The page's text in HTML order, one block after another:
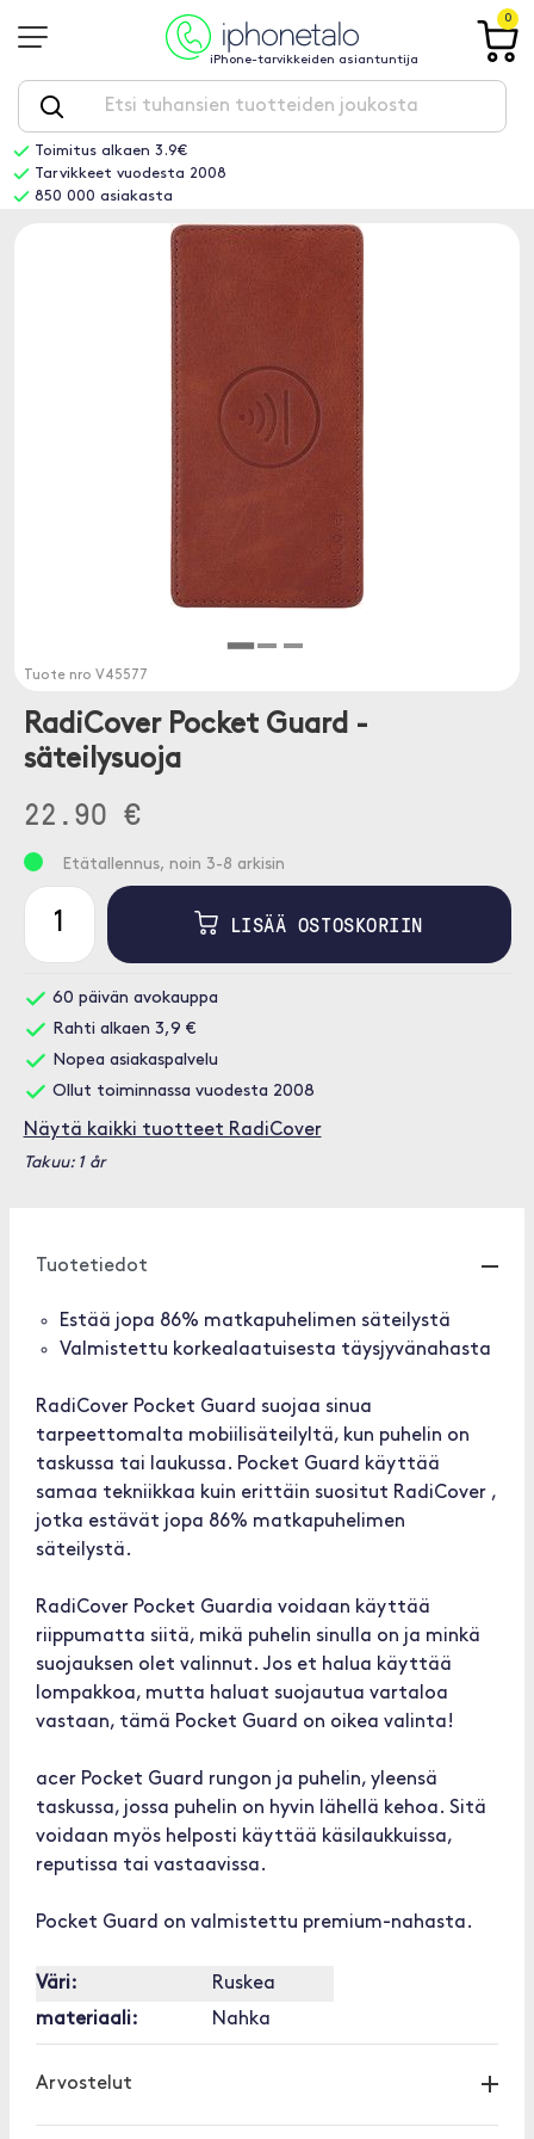
iPhone-tarvikkeiden asiantuntija
0
Toimitus alkaen 3.9€
Tarvikkeet vuodesta 2008
850 000 asiakasta
Tuote nro V45577
RadiCover Pocket Guard -
säteilysuoja
22.90 €
Etätallennus, noin 3-8 arkisin
LISÄÄ OSTOSKORIIN
60 päivän avokauppa
Rahti alkaen 3,9 €
Nopea asiakaspalvelu
Ollut toiminnassa vuodesta 2008
Näytä kaikki tuotteet RadiCover
Takuu: 1 år
Tuotetiedot
Estää jopa 86% matkapuhelimen säteilystä
Valmistettu korkealaatuisesta täysjyvänahasta
RadiCover Pocket Guard suojaa sinua
tarpeettomalta mobiilisäteilyltä, kun puhelin on
taskussa tai laukussa. Pocket Guard käyttää
samaa tekniikkaa kuin erittäin suositut RadiCover ,
jotka estävät jopa 86% matkapuhelimen
säteilystä.
RadiCover Pocket Guardia voidaan käyttää
riippumatta siitä, mikä puhelin sinulla on ja minkä
suojauksen olet valinnut. Jos et halua käyttää
lompakkoa, mutta haluat suojautua vartaloa
vastaan, tämä Pocket Guard on oikea valinta!
acer Pocket Guard rungon ja puhelin, yleensä
taskussa, jossa puhelin on hyvin lähellä kehoa. Sitä
voidaan myös helposti käyttää käsilaukkuissa,
reputissa tai vastaavissa.
Pocket Guard on valmistettu premium-nahasta.
Väri:
Ruskea
materiaali:
Nahka
Arvostelut